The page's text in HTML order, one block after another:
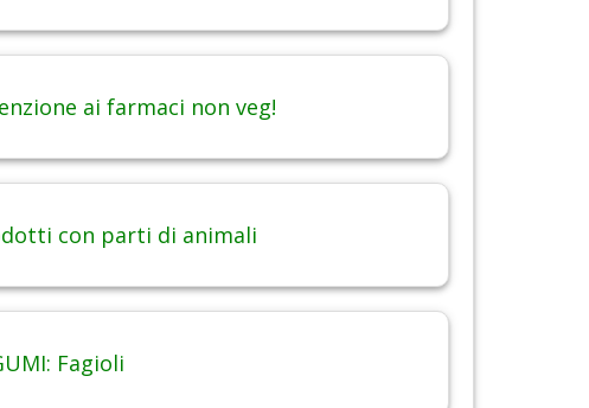
ai farmaci non veg!
con parti di animali
Fagioli